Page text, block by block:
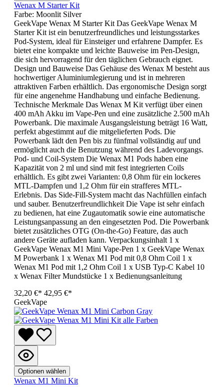
Wenax M Starter Kit
Farbe: Moonlit Silver
GeekVape Wenax M Starter Kit Das GeekVape Wenax M
Starter Kit ist ein benutzerfreundliches und leistungsstarkes
Pod-System, ideal für Einsteiger und erfahrene Dampfer. Es
bietet eine kompakte und leichte Bauweise im Pen-Design,
die sich hervorragend für den täglichen Gebrauch eignet.
Design und Bauweise Das Gehäuse des Wenax M besteht aus
hochwertiger Aluminiumlegierung und ist in mehreren
attraktiven Farben erhältlich. Das ergonomische Design sorgt
für eine angenehme Handhabung und einfache Bedienung.
Technische Merkmale Das Wenax M Kit verfügt über einen
400 mAh Akku im Vape-Pen und eine zusätzliche 2.500 mAh
Powerbank. Die maximale Ausgangsleistung beträgt 16 Watt,
perfekt abgestimmt auf die mitgelieferten Pods. Die
Powerbank lädt den Pen bis zu fünfmal vollständig auf und
ermöglicht auch die Benutzung während des Ladevorgangs.
Pod- und Coil-System Die Wenax M1 Pods haben eine
Kapazität von 2 ml und sind mit fest integrierten Coils
erhältlich. Es gibt zwei Varianten: 0,8 Ohm für ein lockeres
MTL-Dampfen und 1,2 Ohm für ein strafferes MTL-
Erlebnis. Das Side-Fill-System macht das Nachfüllen einfach
und sauber. Benutzerfreundlichkeit Die Vape ist sehr einfach
zu bedienen, hat eine Zugautomatik sowie eine automatische
Leistungsanpassung an den eingesetzten Pod. Die Powerbank
bietet zusätzliches OTG (On-the-Go) Feature, das auch
andere Geräte aufladen kann. Verpackungsinhalt 1 x
GeekVape Wenax M1 Mini Vape-Pen 1 x GeekVape Wenax
M Powerbank 1 x Wenax M1 Pod mit 0,8 Ohm Coil 1 x
Wenax M1 Pod mit 1,2 Ohm Coil 1 x USB Typ-C Kabel 10
x Wenax Filter Mundstücke 1 x Bedienungsanleitung
32,20 €* 42,95 €*
GeekVape
Optionen wählen
Wenax M1 Mini Kit